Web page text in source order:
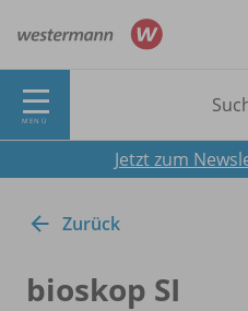
MENÜ
Jetzt zum
Zurück
bioskop SI